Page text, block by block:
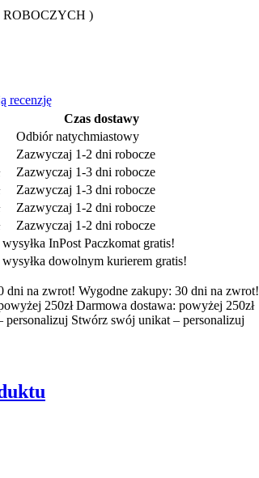
)
recenzję
Czas dostawy
Odbiór natychmiastowy
Zazwyczaj 1-2 dni robocze
Zazwyczaj 1-3 dni robocze
Zazwyczaj 1-3 dni robocze
Zazwyczaj 1-2 dni robocze
Zazwyczaj 1-2 dni robocze
InPost Paczkomat gratis!
dowolnym kurierem gratis!
Wygodne zakupy: 30 dni na zwrot!
Darmowa dostawa: powyżej 250zł
Stwórz swój unikat – personalizuj